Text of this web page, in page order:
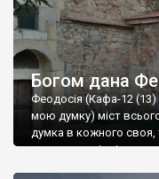
Богом дана
Феодосія (Кафа-12 (13)
мою думку) міст
думка в кожного своя,
запрошую відвідати це